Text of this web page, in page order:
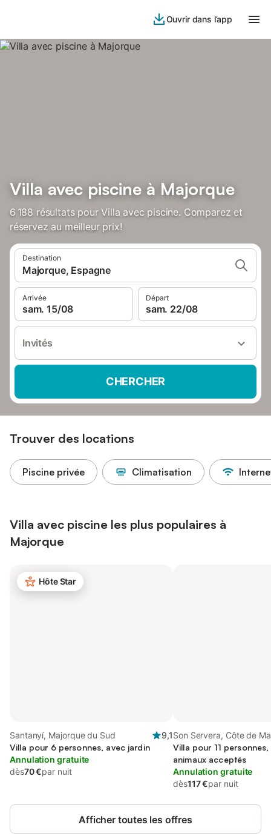
Ouvrir dans l’app
Villa avec piscine à Majorque
6 188 résultats pour Villa avec piscine. Comparez et
réservez au meilleur prix!
Destination
Majorque, Espagne
Arrivée
sam. 15/08
Départ
sam. 22/08
Invités
CHERCHER
Trouver des locations
Piscine privée Climatisation
Villa avec piscine les plus populaires à
Majorque
Hôte Star
Santanyí, Majorque du Sud
9,1
Villa pour 6 personnes, avec jardin
Annulation gratuite
dès70 €par nuit
Son Servera, Côte de
Villa pour 11
animaux acceptés
Annulation gratuite
dès117 €par nuit
Afficher toutes les offres